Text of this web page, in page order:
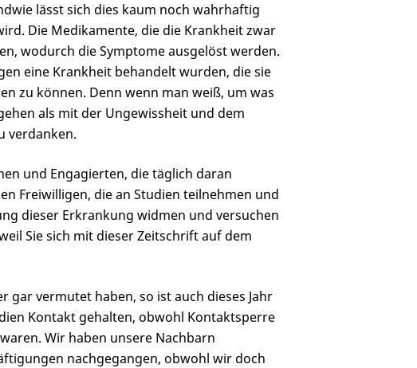
lässt sich dies kaum noch wahrhaftig
Die Medikamente, die die Krankheit zwar
wodurch die Symptome ausgelöst werden.
eine Krankheit behandelt wurden, die sie
zu können. Denn wenn man weiß, um was
als mit der Ungewissheit und dem
verdanken.
und Engagierten, die täglich daran
Freiwilligen, die an Studien teilnehmen und
dieser Erkrankung widmen und versuchen
Sie sich mit dieser Zeitschrift auf dem
gar vermutet haben, so ist auch dieses Jahr
Kontakt gehalten, obwohl Kontaktsperre
Wir haben unsere Nachbarn
nachgegangen, obwohl wir doch